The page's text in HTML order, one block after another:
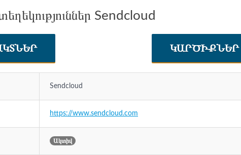
Sendcloud
ԿԱՐԾԻՔՆԵՐ
Sendcloud
https://www.sendcloud.com
Ակտիվ